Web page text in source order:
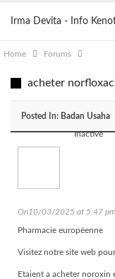
Irma Devita - Info
Home Forums
acheter
Posted In: Badan Usaha
Inactive
On10/03/2025 at 5:47 pm
Pharmacie européenne
Visitez notre site web
Etaient a acheter noroxin